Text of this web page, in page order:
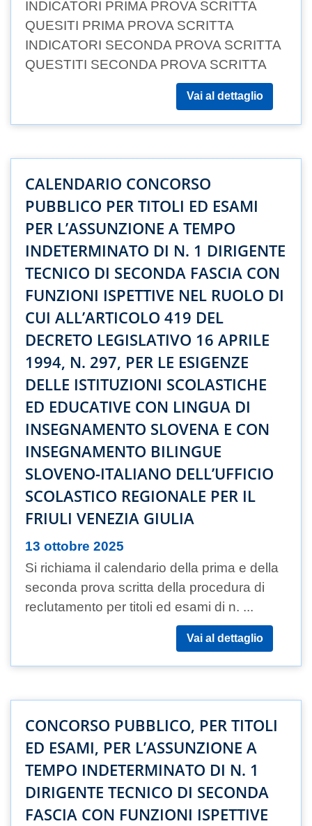
INDICATORI PRIMA PROVA SCRITTA
QUESITI PRIMA PROVA SCRITTA
INDICATORI SECONDA PROVA SCRITTA
QUESTITI SECONDA PROVA SCRITTA
Vai al dettaglio
CALENDARIO CONCORSO
PUBBLICO PER TITOLI ED ESAMI
PER L’ASSUNZIONE A TEMPO
INDETERMINATO DI N. 1 DIRIGENTE
TECNICO DI SECONDA FASCIA CON
FUNZIONI ISPETTIVE NEL RUOLO DI
CUI ALL’ARTICOLO 419 DEL
DECRETO LEGISLATIVO 16 APRILE
1994, N. 297, PER LE ESIGENZE
DELLE ISTITUZIONI SCOLASTICHE
ED EDUCATIVE CON LINGUA DI
INSEGNAMENTO SLOVENA E CON
INSEGNAMENTO BILINGUE
SLOVENO-ITALIANO DELL’UFFICIO
SCOLASTICO REGIONALE PER IL
FRIULI VENEZIA GIULIA
13 ottobre 2025
Si richiama il calendario della prima e della
seconda prova scritta della procedura di
reclutamento per titoli ed esami di n. ...
Vai al dettaglio
CONCORSO PUBBLICO, PER TITOLI
ED ESAMI, PER L’ASSUNZIONE A
TEMPO INDETERMINATO DI N. 1
DIRIGENTE TECNICO DI SECONDA
FASCIA CON FUNZIONI ISPETTIVE